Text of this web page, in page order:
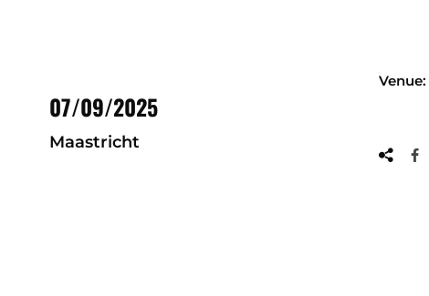
07/09/2025
Maastricht
Venue: